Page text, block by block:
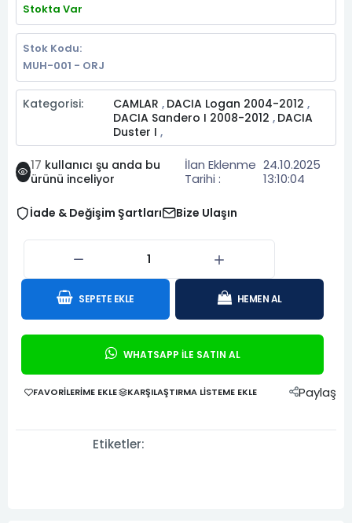
Stokta Var
Stok Kodu:
MUH-001 - ORJ
Kategorisi: CAMLAR , DACIA Logan 2004-2012 ,
DACIA Sandero I 2008-2012 , DACIA
Duster I ,
17 kullanıcı şu anda bu
ürünü inceliyor
İlan Eklenme
Tarihi :
24.10.2025
13:10:04
İade & Değişim Şartları Bize Ulaşın
SEPETE EKLE HEMEN AL
WHATSAPP İLE SATIN AL
FAVORILERIME EKLE KARŞILAŞTIRMA LISTEME EKLE Paylaş
Etiketler: